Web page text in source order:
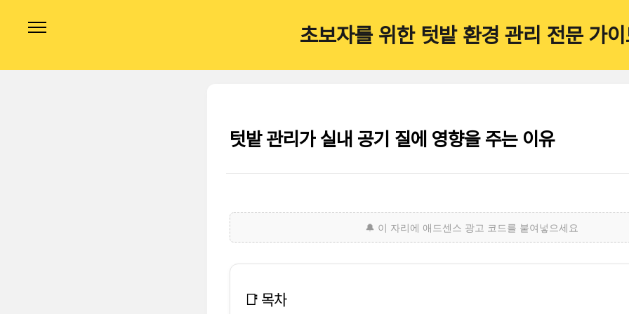
초보자를 위한 텃밭 환경 관리 전문 가
텃밭 관리가 실내 공기 질에 영향을 주는 이유
📑 목차